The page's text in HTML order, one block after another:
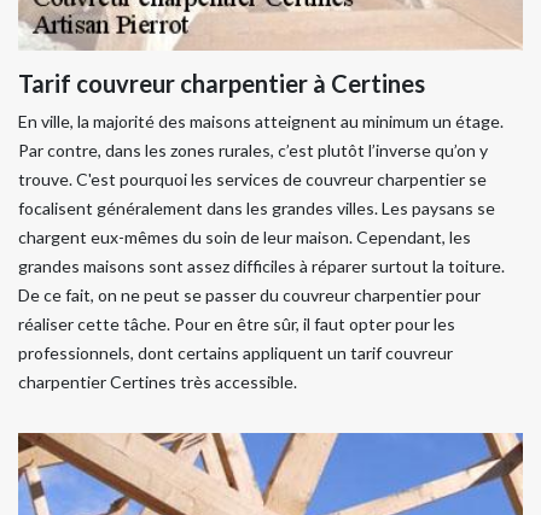
Tarif couvreur charpentier à Certines
En ville, la majorité des maisons atteignent au minimum un étage.
Par contre, dans les zones rurales, c’est plutôt l’inverse qu’on y
trouve. C'est pourquoi les services de couvreur charpentier se
focalisent généralement dans les grandes villes. Les paysans se
chargent eux-mêmes du soin de leur maison. Cependant, les
grandes maisons sont assez difficiles à réparer surtout la toiture.
De ce fait, on ne peut se passer du couvreur charpentier pour
réaliser cette tâche. Pour en être sûr, il faut opter pour les
professionnels, dont certains appliquent un tarif couvreur
charpentier Certines très accessible.